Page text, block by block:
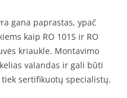
gana paprastas, ypač
kaip RO 101S ir RO
kriaukle. Montavimo
valandas ir gali būti
sertifikuotų specialistų.